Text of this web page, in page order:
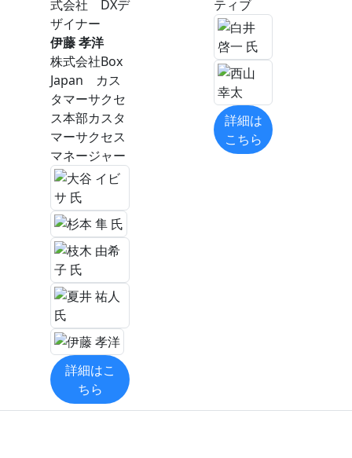
式会社 DXデ
ザイナー
伊藤 孝洋
株式会社Box
Japan カス
タマーサクセ
ス本部カスタ
マーサクセス
マネージャー
詳細はこ
ちら
ティブ
詳細は
こちら